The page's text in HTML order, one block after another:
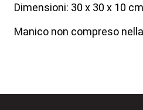
Dimensioni: 30 x 30 x 10 cm
Manico non compreso